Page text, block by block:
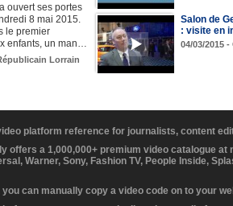
ouvert ses portes
8 mai 2015.
le premier
enfants, un man…
Lorrain
Salon de
: visite en
04/03/2015
platform reference for journalists, content
offers a 1,000,000+ premium video catalogue
Warner, Sony, Fashion TV, People Inside,
can manually copy a video code on to your